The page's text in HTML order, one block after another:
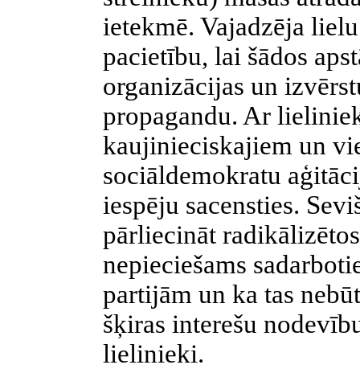
ietekmē. Vajadzēja
pacietību, lai šādos
organizācijas un
propagandu. Ar
kaujinieciskajiem un
sociāldemokratu
iespēju sacensties.
pārliecināt
nepieciešams
partijām un ka tas
šķiras interešu
lielinieki.